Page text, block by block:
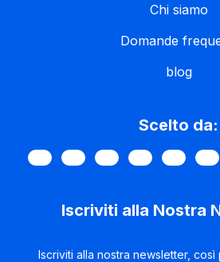
Chi siamo
Domande
blog
Scelto da:
Iscriviti alla Nostra
Iscriviti alla nostra newsletter, così